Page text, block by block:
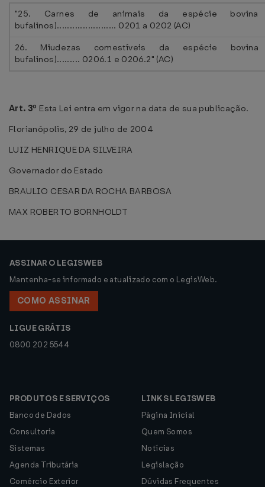
"25. Carnes de animais da espécie bovina
bufalinos)....................... 0201 a 0202 (AC)
26. Miudezas comestíveis da espécie bovina
bufalinos)......... 0206.1 e 0206.2" (AC)
Art. 3º Esta Lei entra em vigor na data de sua publicação.
Florianópolis, 29 de julho de 2004
LUIZ HENRIQUE DA SILVEIRA
Governador do Estado
BRAULIO CESAR DA ROCHA BARBOSA
MAX ROBERTO BORNHOLDT
ASSINAR O LEGISWEB
Mantenha-se informado e atualizado com o LegisWeb.
COMO ASSINAR
LIGUE GRÁTIS
0800 202 5544
PRODUTOS E SERVIÇOS
Banco de Dados
Consultoria
Sistemas
Agenda Tributária
Comércio Exterior
LINKS LEGISWEB
Página Inicial
Quem Somos
Notícias
Legislação
Dúvidas Frequentes